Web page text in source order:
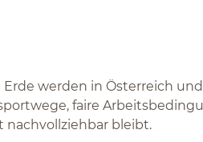
werden in Österreich
faire
nachvollziehbar bleibt.